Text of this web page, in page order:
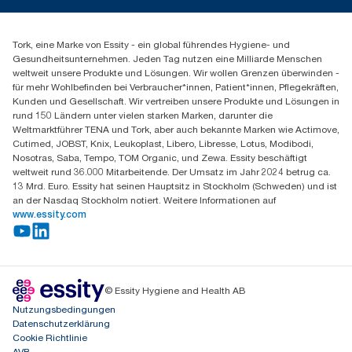
Spenderreklamation
+41 (0)848/810152
Essity Switzerland AG
Parkstraße 1b
6214 Schenkon
Mo-Do 8:00-16:30 | Fr 8:00-15:00
GLN: 7609999000928
Tork, eine Marke von Essity - ein global führendes Hygiene- und
Gesundheitsunternehmen. Jeden Tag nutzen eine Milliarde Menschen
weltweit unsere Produkte und Lösungen. Wir wollen Grenzen überwinden -
für mehr Wohlbefinden bei Verbraucher*innen, Patient*innen, Pflegekräften,
Kunden und Gesellschaft. Wir vertreiben unsere Produkte und Lösungen in
rund 150 Ländern unter vielen starken Marken, darunter die
Weltmarktführer TENA und Tork, aber auch bekannte Marken wie Actimove,
Cutimed, JOBST, Knix, Leukoplast, Libero, Libresse, Lotus, Modibodi,
Nosotras, Saba, Tempo, TOM Organic, und Zewa. Essity beschäftigt
weltweit rund 36.000 Mitarbeitende. Der Umsatz im Jahr 2024 betrug ca.
13 Mrd. Euro. Essity hat seinen Hauptsitz in Stockholm (Schweden) und ist
an der Nasdaq Stockholm notiert. Weitere Informationen auf
www.essity.com
© Essity Hygiene and Health AB
Nutzungsbedingungen
Datenschutzerklärung
Cookie Richtlinie